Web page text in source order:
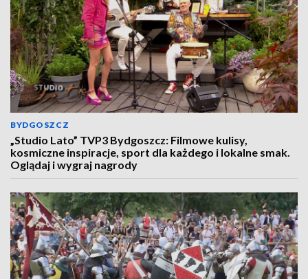
BYDGOSZCZ
„Studio Lato” TVP3 Bydgoszcz: Filmowe kulisy,
kosmiczne inspiracje, sport dla każdego i lokalne smak.
Oglądaj i wygraj nagrody